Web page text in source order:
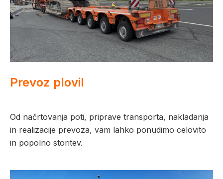
Prevoz plovil
Od načrtovanja poti, priprave transporta, nakladanja
in realizacije prevoza, vam lahko ponudimo celovito
in popolno storitev.